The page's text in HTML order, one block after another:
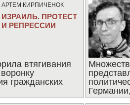
АРТЕМ КИРПИЧЕНОК
ИЗРАИЛЬ. ПРОТЕСТ
И РЕПРЕССИИ
втягивания
гражданских